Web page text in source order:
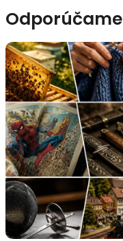
Odporúčame